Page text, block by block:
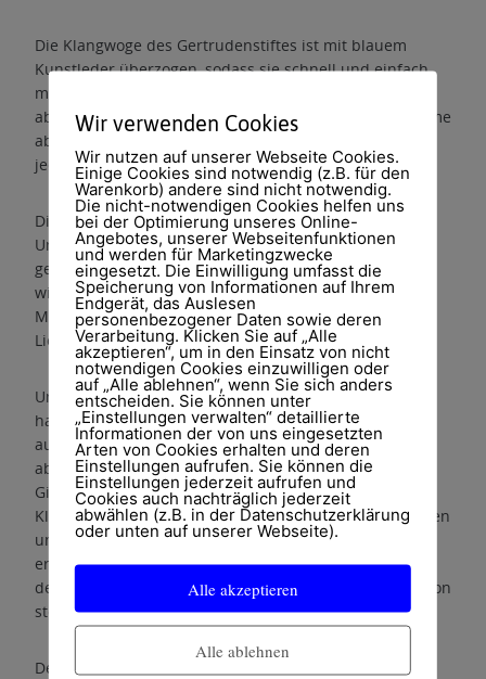
Die Klangwoge des Gertrudenstiftes ist mit blauem
Kunstleder überzogen, sodass sie schnell und einfach
mit warmem Wasser zu reinigen ist. Durch die
abnehmbaren Seitenteile, welche zum Ablegen der Arme
aber auch zur Reduktion der Sturzgefahr dienen, kann
jeder leicht ein und aussteigen.
Die Musikanlage ist mit den Lautsprechern auf der
Unterseite der Liegefläche verbunden und die
gewünschte Musik (von CD, SD-Karte oder USB-Stick)
wird auf die Liege übertragen. Je mehr Bässe in der
Melodie sind, desto stärker kann man die Vibration der
Liege wahrnehmen.
Um ein rundum harmonisches Gefühl auf der Liege zu
haben, kann man noch die dazugehörigen Kopfhörer
aufsetzten um alle Geräusche der Außenwelt
abzuschotten. Wem die Musik nicht zusagt kann durch
Gitarrensaiten, welche rechts und links an der
Klangwoge angebracht sind, seine eigene Musik kreieren
und sanfte, selbstgezupfte Töne mit Gehör und Gefühl
erleben. Durch verstellbare Holzfüße am unteren Teil
der Liege, kann man die Liege in die gewünschte Position
stellen oder umstellen auf die Schaukelfunktion.
Des Weiteren kann die Klangwoge in die Horizontale
Wir verwenden Cookies
Wir nutzen auf unserer Webseite Cookies.
Einige Cookies sind notwendig (z.B. für den
Warenkorb) andere sind nicht notwendig.
Die nicht-notwendigen Cookies helfen uns
bei der Optimierung unseres Online-
Angebotes, unserer Webseitenfunktionen
und werden für Marketingzwecke
eingesetzt. Die Einwilligung umfasst die
Speicherung von Informationen auf Ihrem
Endgerät, das Auslesen
personenbezogener Daten sowie deren
Verarbeitung. Klicken Sie auf „Alle
akzeptieren“, um in den Einsatz von nicht
notwendigen Cookies einzuwilligen oder
auf „Alle ablehnen“, wenn Sie sich anders
entscheiden. Sie können unter
„Einstellungen verwalten“ detaillierte
Informationen der von uns eingesetzten
Arten von Cookies erhalten und deren
Einstellungen aufrufen. Sie können die
Einstellungen jederzeit aufrufen und
Cookies auch nachträglich jederzeit
abwählen (z.B. in der Datenschutzerklärung
oder unten auf unserer Webseite).
Alle akzeptieren
Alle ablehnen